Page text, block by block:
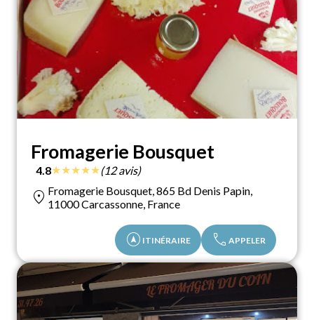
Fromagerie Bousquet
4.8★★★★★(12 avis)
location_on Fromagerie Bousquet, 865 Bd Denis Papin,
11000 Carcassonne, France
assistant_navigation ITINÉRAIRE call APPELER